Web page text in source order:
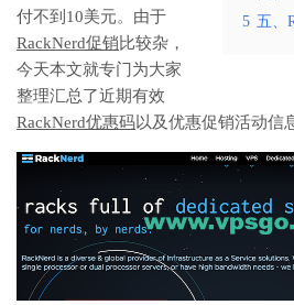
5 五、
付不到10美元。由于
RackNerd促销比较杂，
今天本文就专门为大家
整理汇总了近期有效
RackNerd优惠码以及优惠促销活动信